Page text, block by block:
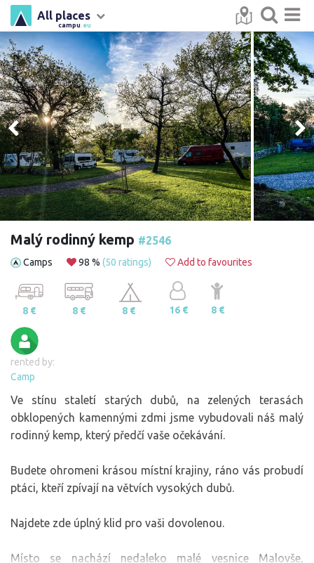
campu .eu
All places
Malý rodinný kemp #2546
Camps 98 % (50 ratings) Add to favourites
8 € 8 € 8 € 16 € 8 €
rented by:
Camp
Ve stínu staletí starých dubů, na zelených terasách
obklopených kamennými zdmi jsme vybudovali náš malý
rodinný kemp, který předčí vaše očekávání.
Budete ohromeni krásou místní krajiny, ráno vás probudí
ptáci, kteří zpívají na větvích vysokých dubů.
Najdete zde úplný klid pro vaši dovolenou.
Místo se nachází nedaleko malé vesnice Malovše,